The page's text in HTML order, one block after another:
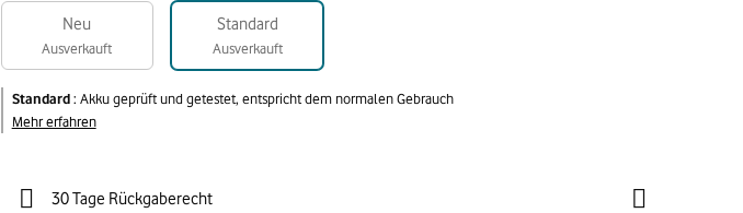
Neu
Ausverkauft
Standard
Ausverkauft
Standard: Akku geprüft und getestet, entspricht dem normalen Gebrauch
Mehr erfahren
30 Tage Rückgaberecht